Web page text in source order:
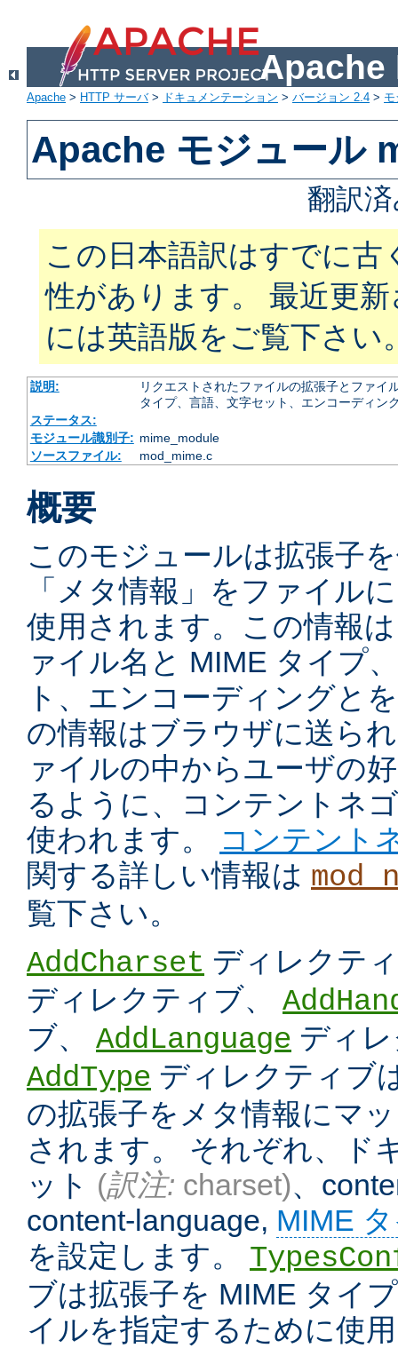
Apache
Apache > HTTP サーバ> ドキュメンテーション > バージョン 2.4 >
Apache モジュール
翻訳
この日本語訳はすでに古
性があります。 最近更
には英語版をご覧下さい
説明:
リクエストされたファイルの拡張子とファ
タイプ、言語、文字セット、エンコーディン
ステータス:
モジュール識別子: mime_module
ソースファイル:
mod_mime.c
概要
このモジュールは拡張子
「メタ情報」をファイル
使用されます。この情報
ァイル名と MIME タイプ
ト、エンコーディングと
の情報はブラウザに送ら
ァイルの中からユーザの
るように、コンテントネ
使われます。
コンテント
関する詳しい情報は
覧下さい。
AddCharset ディレクテ
ディレクティブ、
ブ、 AddLanguage ディ
AddType ディレクティブ
の拡張子をメタ情報にマ
されます。 それぞれ、ド
ット (訳注: charset)、
content-language, MIME
を設定します。
ブは拡張子を MIME タイ
イルを指定するために使